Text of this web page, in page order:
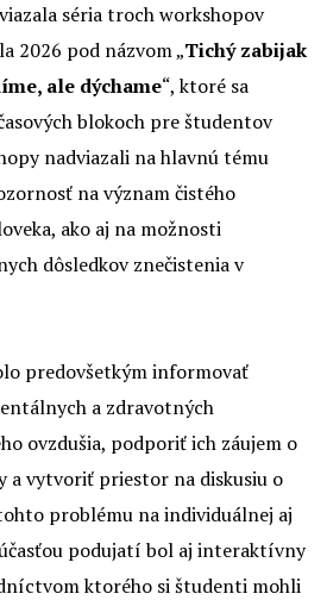
séria troch workshopov
2026 pod názvom „Tichý zabijak
ale dýchame“, ktoré sa
blokoch pre študentov
nadviazali na hlavnú tému
na význam čistého
ako aj na možnosti
dôsledkov znečistenia v
predovšetkým informovať
a zdravotných
ovzdušia, podporiť ich záujem o
a vytvoriť priestor na diskusiu o
problému na individuálnej aj
podujatí bol aj interaktívny
ktorého si študenti mohli